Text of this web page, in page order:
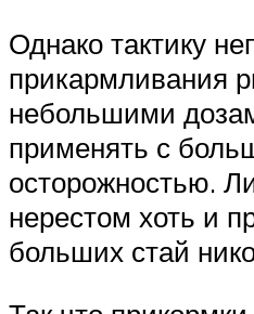
Однако тактику
прикармливания
небольшими
применять с
осторожностью.
нерестом хоть и
больших стай